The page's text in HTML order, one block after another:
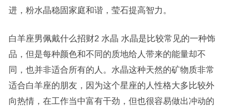
进，粉水晶稳固家庭和谐，莹石提高智力。
白羊座男佩戴什么招财2 水晶 水晶是比较常见的一种饰
品，但是每种颜色和不同的质地给人带来的能量却不
同，也并非适合所有的人。水晶这种天然的矿物质非常
适合白羊座的朋友，因为这个星座的人性格大多比较外
向热情，在工作当中富有干劲，但也很容易做出冲动的